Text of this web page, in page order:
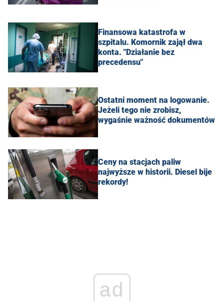
Finansowa katastrofa w
szpitalu. Komornik zajął dwa
konta. "Działanie bez
precedensu"
Ostatni moment na logowanie.
Jeżeli tego nie zrobisz,
wygaśnie ważność dokumentów
Ceny na stacjach paliw
najwyższe w historii. Diesel bije
rekordy!
ad